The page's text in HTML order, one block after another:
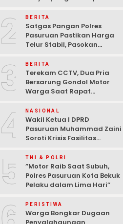
Tuntas “6 Eks Ketua PAC
Cabut Laporan”
2 BERITA
Satgas Pangan Polres
Pasuruan Pastikan Harga
Telur Stabil, Pasokan
Kekhawatiran Fluktuasi
3 BERITA
Terekam CCTV, Dua Pria
Bersarung Gondol Motor
Warga Saat Rapat
4 NASIONAL
Wakil Ketua I DPRD
Pasuruan Muhammad Zaini
Soroti Krisis Fasilitas
Anggaran
5 TNI & POLRI
‎”Motor Raib Saat Subuh,
Polres Pasuruan Kota Bekuk
Pelaku dalam Lima Hari” ‎
PERISTIWA
Warga Bongkar Dugaan